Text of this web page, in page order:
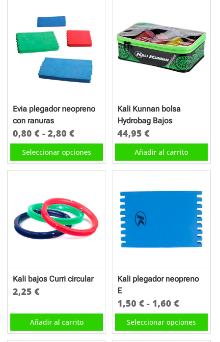
Evia plegador neopreno
con ranuras
0,80 € - 2,80 €
de
precios:
desde
2,80 €
Seleccionar opciones
Este
producto
tiene
variantes.
Las
opciones
se
en
de
producto
Kali Kunnan bolsa
Hydrobag Bajos
44,95€
Añadir al carrito
Kali bajos Curri circular
2,25 €
Añadir al carrito
Kali plegador neopreno
E
1,50€ - 1,60€
de
precios:
Seleccionar opciones
Este
producto